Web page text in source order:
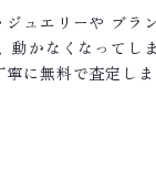
ュエリーや ブラ
かなくなってし
に無料で査定しま